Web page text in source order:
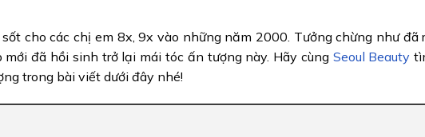
cho các chị em 8x, 9x vào những năm 2000. Tưởng chừng như đã
đã hồi sinh trở lại mái tóc ấn tượng này. Hãy cùng Seoul Beauty
trong bài viết dưới đây nhé!